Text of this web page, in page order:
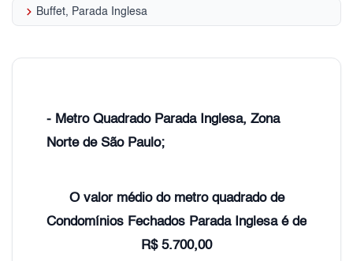
keyboard_arrow_right Buffet, Parada Inglesa
- Metro Quadrado Parada Inglesa, Zona
Norte de São Paulo;
O valor médio do metro quadrado de
Condomínios Fechados Parada Inglesa é de
R$ 5.700,00